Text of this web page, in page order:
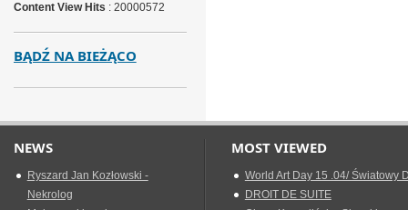
Content View Hits : 20000572
BĄDŹ NA BIEŻĄCO
NEWS
Ryszard Jan Kozłowski -
Nekrolog
MOST VIEWED
World Art Day 15 .04/ Światowy
DROIT DE SUITE